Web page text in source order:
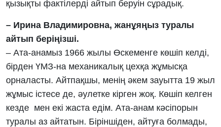
қызықты фактілерді айтып беруін сұрадық.
– Ирина Владимировна, жанұяңыз туралы
айтып беріңізші.
– Ата-анамыз 1966 жылы Өскеменге көшіп келді,
бірден ҮМЗ-на механикалық цехқа жұмысқа
орналасты. Айтпақшы, менің әкем зауытта 19 жыл
жұмыс істесе де, әулетке кірген жоқ. Көшіп келген
кезде мен екі жаста едім. Ата-анам кәсіпорын
туралы аз айтатын. Біріншіден, айтуға болмады,